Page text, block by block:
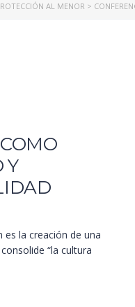
AL MENOR >
Y
es la creación de una
“la cultura